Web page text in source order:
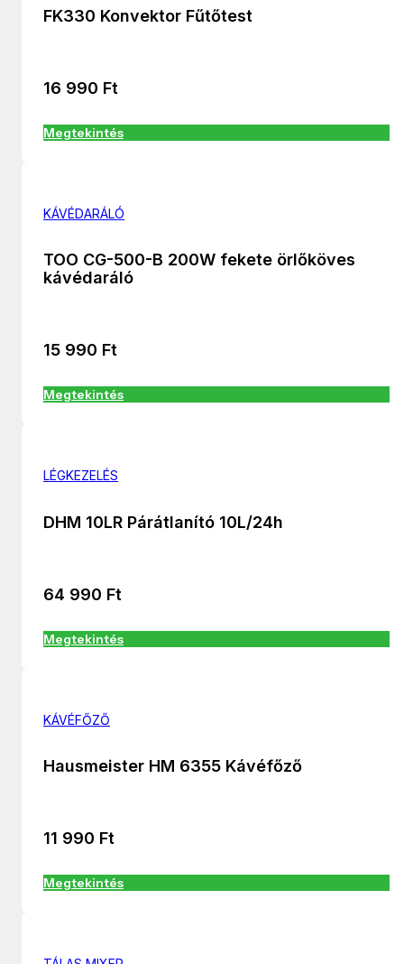
FK330 Konvektor Fűtőtest
16 990 Ft
Megtekintés
KÁVÉDARÁLÓ
TOO CG-500-B 200W fekete örlőköves
kávédaráló
15 990 Ft
Megtekintés
LÉGKEZELÉS
DHM 10LR Párátlanító 10L/24h
64 990 Ft
Megtekintés
KÁVÉFŐZŐ
Hausmeister HM 6355 Kávéfőző
11 990 Ft
Megtekintés